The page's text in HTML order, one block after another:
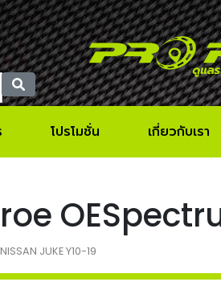
โปรโมชั่น เกี่ยวกับเรา
JUKE Y10-19